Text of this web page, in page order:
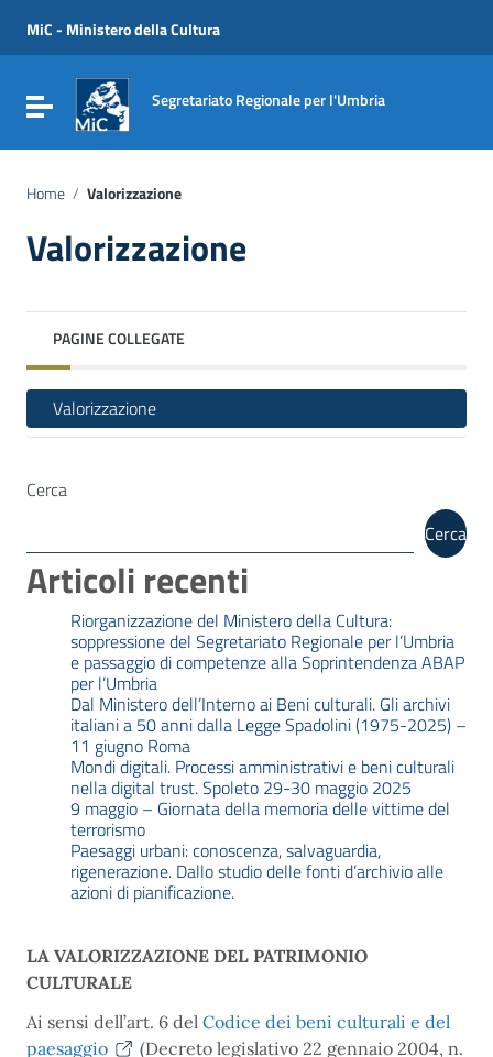
Vai al menu di navigazione
Vai al footer
MiC - Ministero della Cultura
Attiva / disattiva la navigazione
Segretariato Regionale per l'Umbria
Home / Valorizzazione
Valorizzazione
PAGINE COLLEGATE
Valorizzazione
Cerca
Cerca
Articoli recenti
Riorganizzazione del Ministero della Cultura:
soppressione del Segretariato Regionale per l’Umbria
e passaggio di competenze alla Soprintendenza ABAP
per l’Umbria
Dal Ministero dell’Interno ai Beni culturali. Gli archivi
italiani a 50 anni dalla Legge Spadolini (1975-2025) –
11 giugno Roma
Mondi digitali. Processi amministrativi e beni culturali
nella digital trust. Spoleto 29-30 maggio 2025
9 maggio – Giornata della memoria delle vittime del
terrorismo
Paesaggi urbani: conoscenza, salvaguardia,
rigenerazione. Dallo studio delle fonti d’archivio alle
azioni di pianificazione.
LA VALORIZZAZIONE DEL PATRIMONIO
CULTURALE
Ai sensi dell’art. 6 del Codice dei beni culturali e del
paesaggio
(Decreto legislativo 22 gennaio 2004, n.